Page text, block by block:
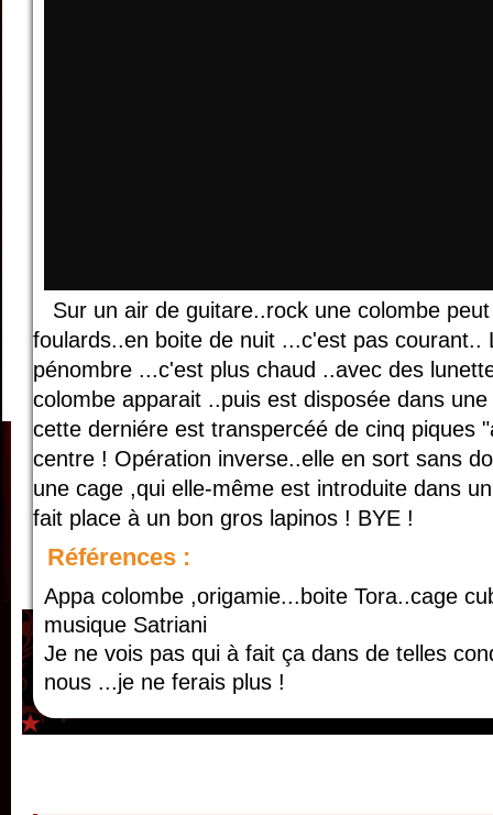
Sur un air de guitare..rock une colombe
foulards..en boite de nuit ...c'est pas courant..
pénombre ...c'est plus chaud ..avec des
colombe apparait ..puis est disposée dans
cette derniére est transpercéé de cinq piques
centre ! Opération inverse..elle en sort sans
une cage ,qui elle-même est introduite dans
fait place à un bon gros lapinos ! BYE !
Références :
Appa colombe ,origamie...boite Tora..cage
musique Satriani
Je ne vois pas qui à fait ça dans de telles
nous ...je ne ferais plus !